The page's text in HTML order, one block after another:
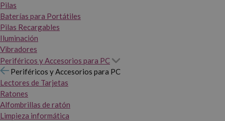
Pilas
Baterías para Portátiles
Pilas Recargables
Iluminación
Vibradores
Periféricos y Accesorios para PC
Periféricos y Accesorios para PC
Lectores de Tarjetas
Ratones
Alfombrillas de ratón
Limpieza informática